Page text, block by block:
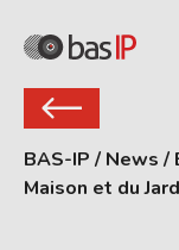
BAS-IP / News /
Maison et du